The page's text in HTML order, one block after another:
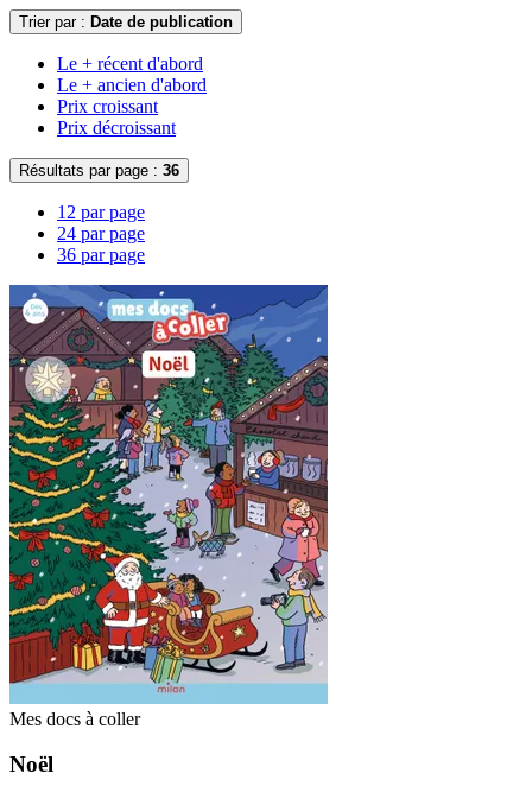
Trier par : Date de publication
Le + récent d'abord
Le + ancien d'abord
Prix croissant
Prix décroissant
Résultats par page : 36
12 par page
24 par page
36 par page
Mes docs à coller
Noël